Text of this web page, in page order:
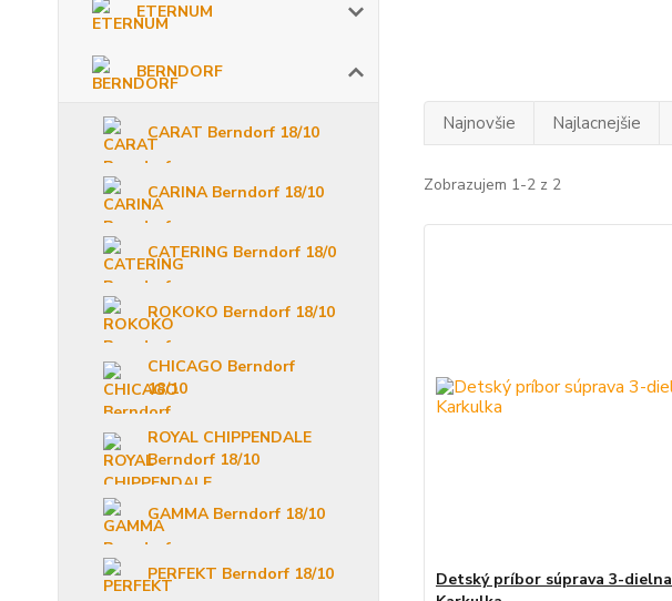
ETERNUM
BERNDORF
CARAT Berndorf 18/10
CARINA Berndorf 18/10
CATERING Berndorf 18/0
ROKOKO Berndorf 18/10
CHICAGO Berndorf
18/10
ROYAL CHIPPENDALE
Berndorf 18/10
GAMMA Berndorf 18/10
PERFEKT Berndorf 18/10
Najnovšie Najlacnejšie
Zobrazujem 1-2 z 2
Detský príbor súprava 3-dielna